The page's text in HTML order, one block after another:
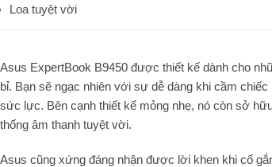
Loa tuyệt vời
Asus ExpertBook B9450 được thiết kế dành cho
bỉ. Bạn sẽ ngạc nhiên với sự dễ dàng khi cầm
sức lực. Bên cạnh thiết kế mỏng nhẹ, nó còn sở
thống âm thanh tuyệt vời.
Asus cũng xứng đáng nhận được lời khen khi cố